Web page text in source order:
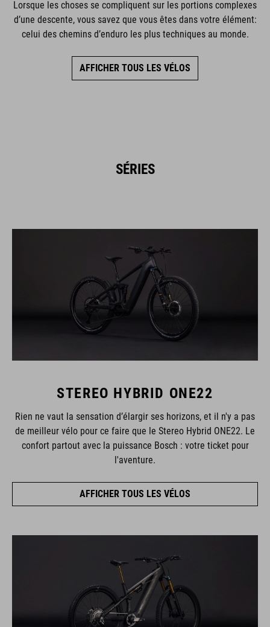
Lorsque les choses se compliquent sur les portions complexes
d’une descente, vous savez que vous êtes dans votre élément:
celui des chemins d’enduro les plus techniques au monde.
AFFICHER TOUS LES VÉLOS
SÉRIES
STEREO HYBRID ONE22
Rien ne vaut la sensation d’élargir ses horizons, et il n'y a pas
de meilleur vélo pour ce faire que le Stereo Hybrid ONE22. Le
confort partout avec la puissance Bosch : votre ticket pour
l'aventure.
AFFICHER TOUS LES VÉLOS